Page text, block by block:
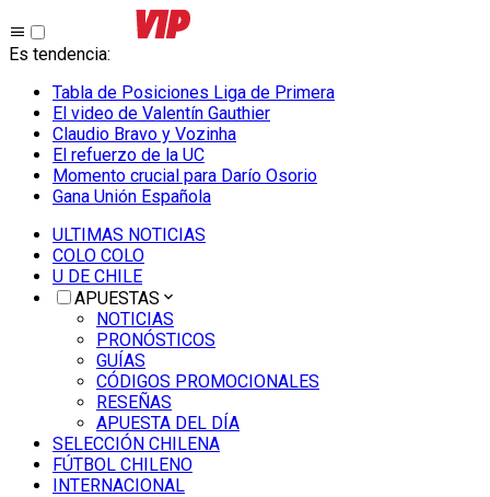
Es tendencia:
Tabla de Posiciones Liga de Primera
El video de Valentín Gauthier
Claudio Bravo y Vozinha
El refuerzo de la UC
Momento crucial para Darío Osorio
Gana Unión Española
ULTIMAS NOTICIAS
COLO COLO
U DE CHILE
APUESTAS
NOTICIAS
PRONÓSTICOS
GUÍAS
CÓDIGOS PROMOCIONALES
RESEÑAS
APUESTA DEL DÍA
SELECCIÓN CHILENA
FÚTBOL CHILENO
INTERNACIONAL